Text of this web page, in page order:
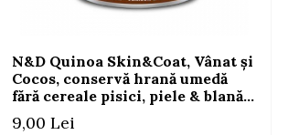
N&D Quinoa Skin&Coat, Vânat și
Cocos, conservă hrană umedă
fără cereale pisici, piele & blană,
(în sos), 80g
9,00 Lei